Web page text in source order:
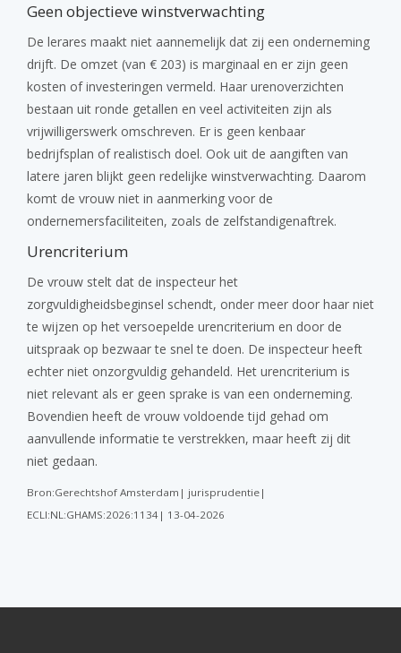
Geen objectieve winstverwachting
De lerares maakt niet aannemelijk dat zij een onderneming
drijft. De omzet (van € 203) is marginaal en er zijn geen
kosten of investeringen vermeld. Haar urenoverzichten
bestaan uit ronde getallen en veel activiteiten zijn als
vrijwilligerswerk omschreven. Er is geen kenbaar
bedrijfsplan of realistisch doel. Ook uit de aangiften van
latere jaren blijkt geen redelijke winstverwachting. Daarom
komt de vrouw niet in aanmerking voor de
ondernemersfaciliteiten, zoals de zelfstandigenaftrek.
Urencriterium
De vrouw stelt dat de inspecteur het
zorgvuldigheidsbeginsel schendt, onder meer door haar niet
te wijzen op het versoepelde urencriterium en door de
uitspraak op bezwaar te snel te doen. De inspecteur heeft
echter niet onzorgvuldig gehandeld. Het urencriterium is
niet relevant als er geen sprake is van een onderneming.
Bovendien heeft de vrouw voldoende tijd gehad om
aanvullende informatie te verstrekken, maar heeft zij dit
niet gedaan.
Bron:Gerechtshof Amsterdam| jurisprudentie|
ECLI:NL:GHAMS:2026:1134| 13-04-2026